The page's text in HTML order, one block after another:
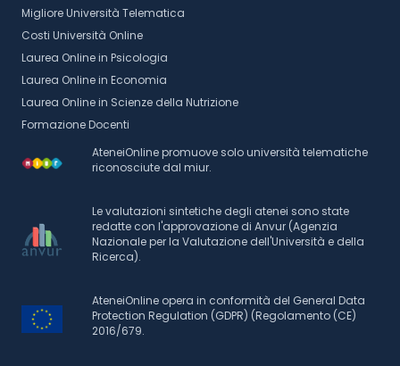
Migliore Università Telematica
Costi Università Online
Laurea Online in Psicologia
Laurea Online in Economia
Laurea Online in Scienze della Nutrizione
Formazione Docenti
AteneiOnline promuove solo università telematiche
riconosciute dal miur.
Le valutazioni sintetiche degli atenei sono state
redatte con l'approvazione di Anvur (Agenzia
Nazionale per la Valutazione dell'Università e della
Ricerca).
AteneiOnline opera in conformità del General Data
Protection Regulation (GDPR) (Regolamento (CE)
2016/679.